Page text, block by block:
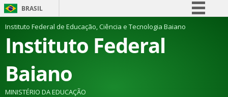
BRASIL
Simplifique!
Comunica BR
Instituto Federal de Educação, Ciência e Tecnologia Baiano
Instituto Federal
Baiano
MINISTÉRIO DA EDUCAÇÃO